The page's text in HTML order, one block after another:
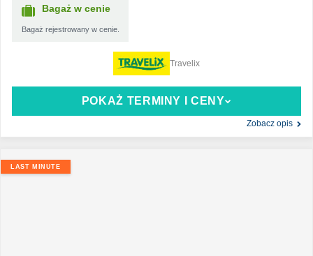
Bagaż w cenie
Bagaż rejestrowany w cenie.
POKAŻ TERMINY I CENY
Zobacz opis
Travelix
LAST MINUTE